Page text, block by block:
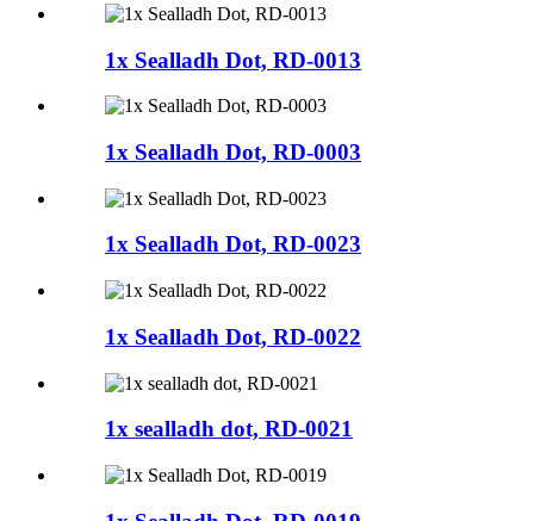
1x Sealladh Dot, RD-0013
1x Sealladh Dot, RD-0003
1x Sealladh Dot, RD-0023
1x Sealladh Dot, RD-0022
1x sealladh dot, RD-0021